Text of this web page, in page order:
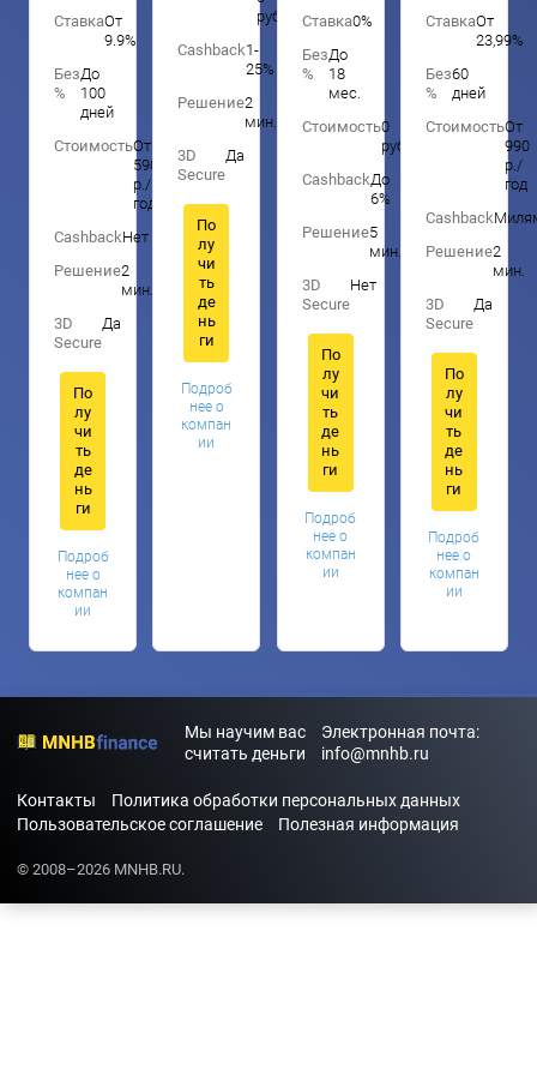
СтавкаОт
9.9%
Без
%
До
100
дней
СтоимостьОт
590
р./
год
CashbackНет
Решение2
мин.
3D
Secure
Да
По
лу
чи
ть
де
нь
ги
Подроб
нее о
компан
ии
руб.
Cashback1-
25%
Решение2
мин.
3D
Secure
Да
По
лу
чи
ть
де
нь
ги
Подроб
нее о
компан
ии
Ставка0%
Без
%
До
18
мес.
Стоимость0
руб.
CashbackДо
6%
Решение5
мин.
3D
Secure
Нет
По
лу
чи
ть
де
нь
ги
Подроб
нее о
компан
ии
СтавкаОт
23,99%
Без
%
60
дней
СтоимостьОт
990
р./
год
Cashback
Решение2
мин.
3D
Secure
Да
По
лу
чи
ть
де
нь
ги
Подроб
нее о
компан
ии
Мы научим вас
считать деньги
Электронная почта:
info@mnhb.ru
Контакты
Политика обработки персональных данных
Пользовательское соглашение
Полезная информация
© 2008–2026 MNHB.RU.